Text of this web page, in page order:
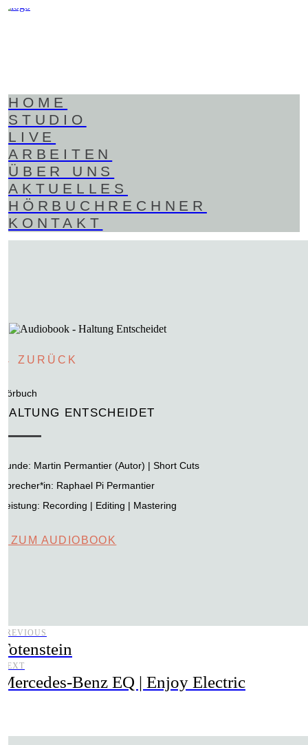
HOME
STUDIO
LIVE
ARBEITEN
ÜBER UNS
AKTUELLES
HÖRBUCHRECHNER
KONTAKT
← ZURÜCK
Hörbuch
HALTUNG ENTSCHEIDET
Kunde: Martin Permantier (Autor) | Short Cuts
Sprecher*in: Raphael Pi Permantier
Leistung: Recording | Editing | Mastering
+ ZUM AUDIOBOOK
PREVIOUS
Totenstein
NEXT
Mercedes-Benz EQ | Enjoy Electric